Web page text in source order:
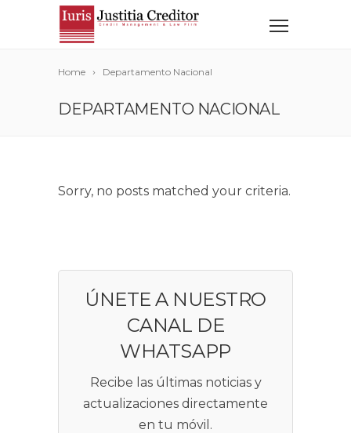
Home Departamento Nacional
DEPARTAMENTO NACIONAL
Sorry, no posts matched your criteria.
ÚNETE A NUESTRO
CANAL DE
WHATSAPP
Recibe las últimas noticias y
actualizaciones directamente
en tu móvil.